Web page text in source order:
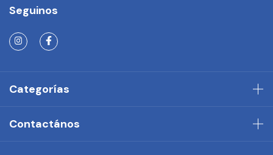
Seguinos
Categorías
Contactános